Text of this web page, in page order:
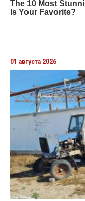
01 августа 2026